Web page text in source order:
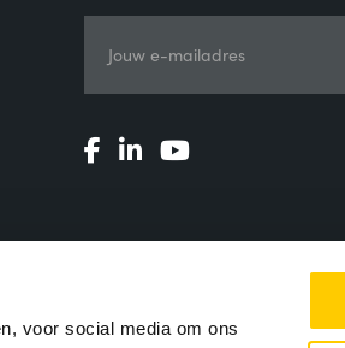
voor social media om ons
Jouw e-mailadres